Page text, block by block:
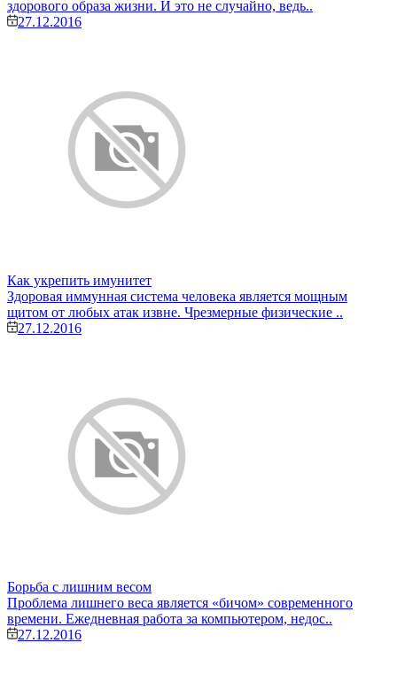
здорового образа жизни. И это не случайно, ведь..
27.12.2016
Как укрепить имунитет
Здоровая иммунная система человека является мощным
щитом от любых атак извне. Чрезмерные физические ..
27.12.2016
Борьба с лишним весом
Проблема лишнего веса является «бичом» современного
времени. Ежедневная работа за компьютером, недос..
27.12.2016